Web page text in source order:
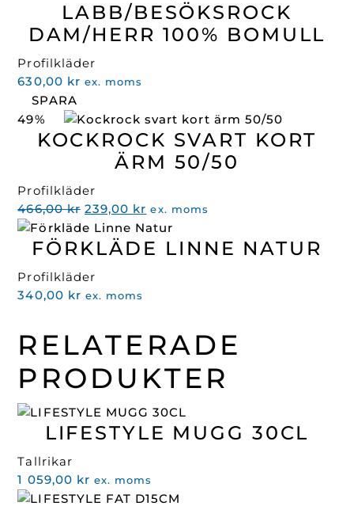
LABB/BESÖKSROCK
DAM/HERR 100% BOMULL
Profilkläder
630,00 kr ex. moms
SPARA
49%
KOCKROCK SVART KORT
ÄRM 50/50
Profilkläder
466,00kr Det
ursprungliga
priset
466,00 kr.
239,00 kr Det
nuvarande
priset
ex. moms
FÖRKLÄDE LINNE NATUR
Profilkläder
340,00 kr ex. moms
RELATERADE
PRODUKTER
LIFESTYLE MUGG 30CL
Tallrikar
1 059,00 kr ex. moms